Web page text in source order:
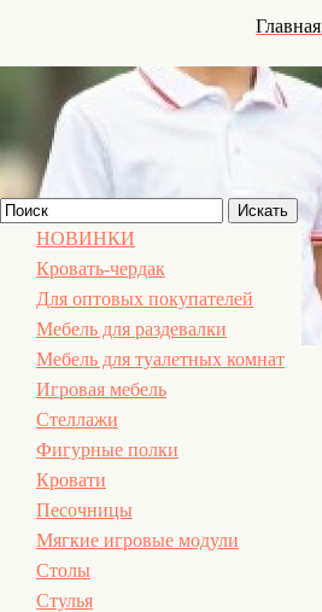
Главная
НОВИНКИ
Кровать-чердак
Для оптовых покупателей
Мебель для раздевалки
Мебель для туалетных комнат
Игровая мебель
Стеллажи
Фигурные полки
Кровати
Песочницы
Мягкие игровые модули
Столы
Стулья